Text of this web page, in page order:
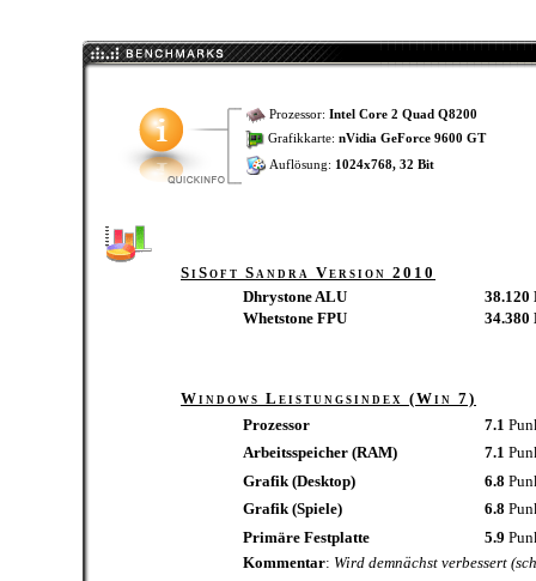
Prozessor: Intel Core 2 Quad Q8200
Grafikkarte: nVidia GeForce 9600 GT
Auflösung: 1024x768, 32 Bit
SiSoft Sandra Version 2010
Dhrystone ALU
38.120
Whetstone FPU
34.380
Windows Leistungsindex (Win 7)
Prozessor
7.1
Arbeitsspeicher (RAM)
7.1
Grafik (Desktop)
6.8
Grafik (Spiele)
6.8
Primäre Festplatte
5.9
Kommentar: Wird demnächst verbessert